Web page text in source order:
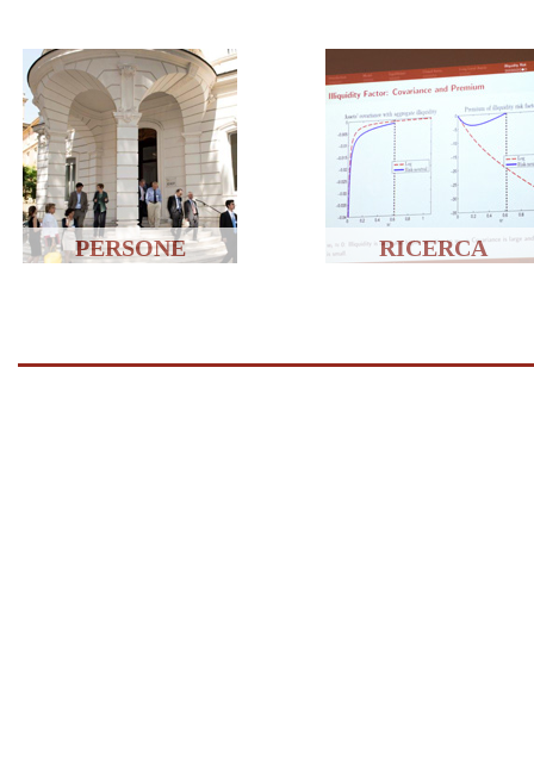
PERSONE RICERCA